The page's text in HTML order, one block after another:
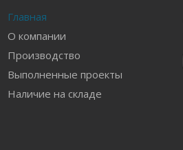
Главная
О компании
Производство
Выполненные проекты
Наличие на складе